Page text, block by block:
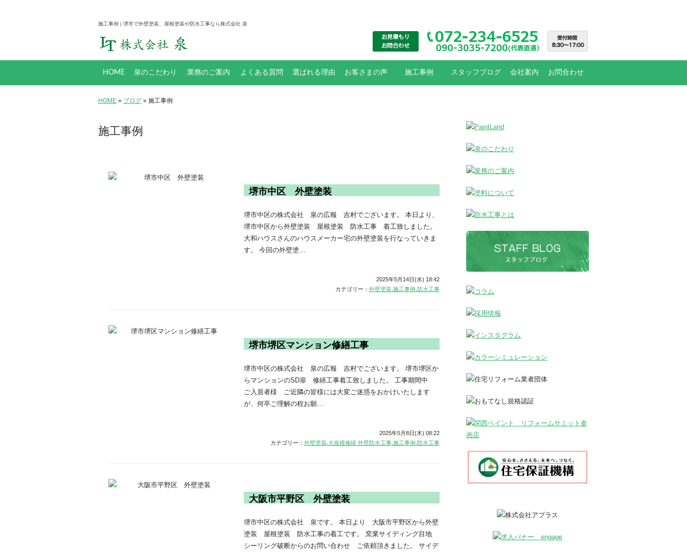
施工事例 | 堺市で外壁塗装、屋根塗装や防水工事なら株式会社 泉
HOME 泉のこだわり 業務のご案内 よくある質問 選ばれる理由 お客さまの声 施工事例 スタッフブログ 会社案内 お問合わせ
HOME » ブログ » 施工事例
施工事例
堺市中区 外壁塗装
堺市中区の株式会社 泉の広報 吉村でございます。 本日より、
堺市中区から外壁塗装 屋根塗装 防水工事 着工致しました。
大和ハウスさんのハウスメーカー宅の外壁塗装を行なっていきま
す。 今回の外壁塗…
2025年5月14日(水) 18:42
カテゴリー： 外壁塗装 施工事例 防水工事
堺市堺区マンション修繕工事
堺市中区の株式会社 泉の広報 吉村でございます。 堺市堺区か
らマンションのSD扉 修繕工事着工致しました。 工事期間中
ご入居者様 ご近隣の皆様には大変ご迷惑をおかけいたします
が、何卒ご理解の程お願…
2025年5月8日(木) 08:22
カテゴリー： 外壁塗装 大規模修繕 外壁防水工事 施工事例 防水工事
大阪市平野区 外壁塗装
堺市中区の株式会社 泉です。 本日より 大阪市平野区から外壁
塗装 屋根塗装 防水工事の着工です。 窯業サイディング目地
シーリング破断からのお問い合わせ ご依頼頂きました。 サイデ